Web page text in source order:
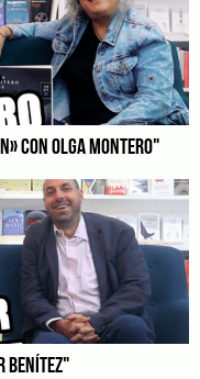
CON OLGA MONTERO"
BENÍTEZ"